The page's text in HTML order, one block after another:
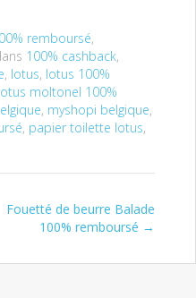
remboursé,
100% cashback,
, lotus, lotus 100%
moltonel 100%
, myshopi belgique,
, papier toilette lotus,
Fouetté de beurre Balade
100% remboursé →